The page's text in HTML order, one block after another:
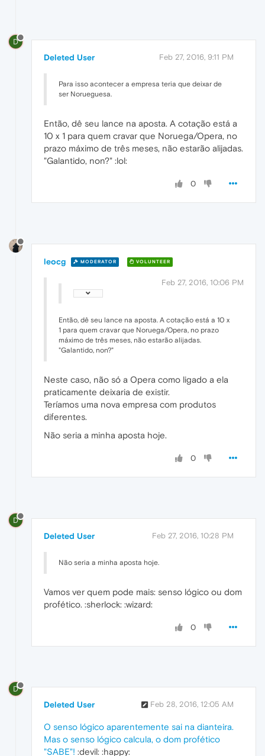
D
Deleted User Feb 27, 2016, 9:11 PM
Para isso acontecer a empresa teria que deixar de
ser Norueguesa.
Então, dê seu lance na aposta. A cotação está a
10 x 1 para quem cravar que Noruega/Opera, no
prazo máximo de três meses, não estarão alijadas.
"Galantido, non?" :lol:
0
leocg MODERATOR VOLUNTEER
Feb 27, 2016, 10:06 PM
Então, dê seu lance na aposta. A cotação está a 10 x
1 para quem cravar que Noruega/Opera, no prazo
máximo de três meses, não estarão alijadas.
"Galantido, non?"
Neste caso, não só a Opera como ligado a ela
praticamente deixaria de existir.
Teríamos uma nova empresa com produtos
diferentes.
Não seria a minha aposta hoje.
0
D
Deleted User Feb 27, 2016, 10:28 PM
Não seria a minha aposta hoje.
Vamos ver quem pode mais: senso lógico ou dom
profético. :sherlock: :wizard:
0
D
Deleted User Feb 28, 2016, 12:05 AM
O senso lógico aparentemente sai na dianteira.
Mas o senso lógico calcula, o dom profético
"SABE"! :devil: :happy: